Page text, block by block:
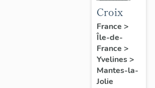
Croix
France >
Île-de-
France >
Yvelines>
Mantes-la-
Jolie